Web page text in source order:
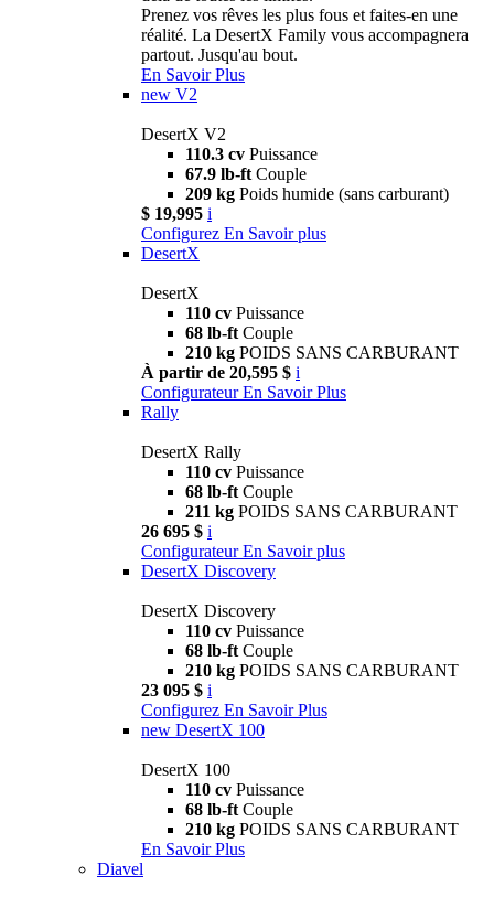
Prenez vos rêves les plus fous et faites-en une
réalité. La DesertX Family vous accompagnera
partout. Jusqu'au bout.
En Savoir Plus
new V2
DesertX V2
110.3 cv Puissance
67.9 lb-ft Couple
209 kg Poids humide (sans carburant)
$ 19,995 i
Configurez En Savoir plus
DesertX
DesertX
110 cv Puissance
68 lb-ft Couple
210 kg POIDS SANS CARBURANT
À partir de 20,595 $ i
Configurateur En Savoir Plus
Rally
DesertX Rally
110 cv Puissance
68 lb-ft Couple
211 kg POIDS SANS CARBURANT
26 695 $ i
Configurateur En Savoir plus
DesertX Discovery
DesertX Discovery
110 cv Puissance
68 lb-ft Couple
210 kg POIDS SANS CARBURANT
23 095 $ i
Configurez En Savoir Plus
new DesertX 100
DesertX 100
110 cv Puissance
68 lb-ft Couple
210 kg POIDS SANS CARBURANT
En Savoir Plus
Diavel